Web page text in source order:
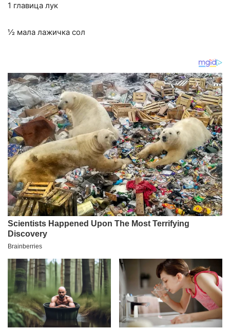
1 главица лук
½ мала лажичка сол